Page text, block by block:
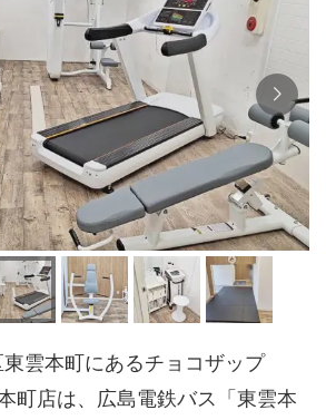
雲本町にあるチョコザップ
町店は、広島電鉄バス「東雲本